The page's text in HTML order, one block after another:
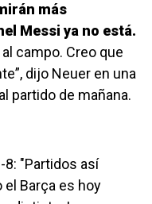
más
Messi ya no está.
campo. Creo que
dijo Neuer en una
partido de mañana.
8: "Partidos así
el Barça es hoy